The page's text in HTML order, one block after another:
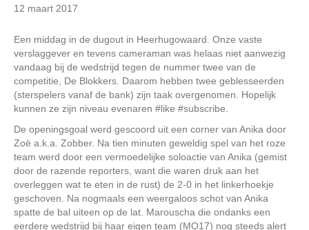
12 maart 2017
Een middag in de dugout in Heerhugowaard. Onze vaste
verslaggever en tevens cameraman was helaas niet aanwezig
vandaag bij de wedstrijd tegen de nummer twee van de
competitie, De Blokkers. Daarom hebben twee geblesseerden
(sterspelers vanaf de bank) zijn taak overgenomen. Hopelijk
kunnen ze zijn niveau evenaren #like #subscribe.
De openingsgoal werd gescoord uit een corner van Anika door
Zoë a.k.a. Zobber. Na tien minuten geweldig spel van het roze
team werd door een vermoedelijke soloactie van Anika (gemist
door de razende reporters, want die waren druk aan het
overleggen wat te eten in de rust) de 2-0 in het linkerhoekje
geschoven. Na nogmaals een weergaloos schot van Anika
spatte de bal uiteen op de lat. Marouscha die ondanks een
eerdere wedstrijd bij haar eigen team (MO17) nog steeds alert